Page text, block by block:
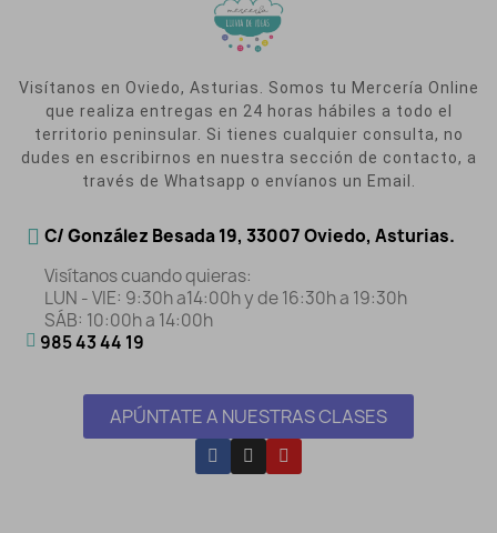
Visítanos en Oviedo, Asturias. Somos tu Mercería Online
que realiza entregas en 24 horas hábiles a todo el
territorio peninsular. Si tienes cualquier consulta, no
dudes en escribirnos en nuestra sección de contacto, a
través de Whatsapp o envíanos un Email.
C/ González Besada 19, 33007 Oviedo, Asturias.
Visítanos cuando quieras:
LUN - VIE: 9:30h a14:00h y de 16:30h a 19:30h
SÁB: 10:00h a 14:00h
985 43 44 19
APÚNTATE A NUESTRAS CLASES